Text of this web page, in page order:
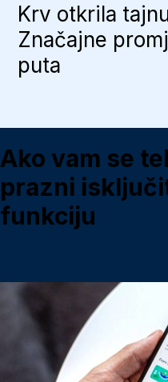
Krv otkrila
Značajne
puta
Ako vam se
prazni
funkciju